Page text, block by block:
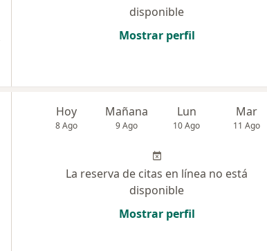
disponible
Mostrar perfil
Hoy
8 Ago
Mañana
9 Ago
Lun
10 Ago
Mar
11 Ago
La reserva de citas en línea no está
disponible
Mostrar perfil